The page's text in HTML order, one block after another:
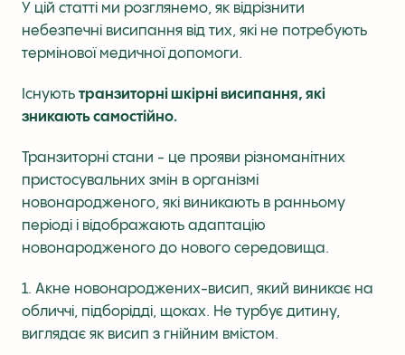
У цій статті ми розглянемо, як відрізнити
небезпечні висипання від тих, які не потребують
термінової медичної допомоги.
Існують транзиторні шкірні висипання, які
зникають самостійно.
Транзиторні стани - це прояви різноманітних
пристосувальних змін в організмі
новонародженого, які виникають в ранньому
періоді і відображають адаптацію
новонародженого до нового середовища.
1. Акне новонароджених-висип, який виникає на
обличчі, підборідді, щоках. Не турбує дитину,
виглядає як висип з гнійним вмістом.